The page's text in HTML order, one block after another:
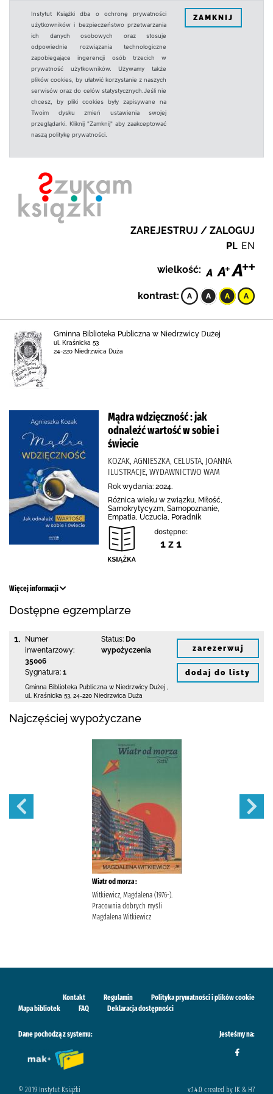
Instytut Książki dba o ochronę prywatności
użytkowników i bezpieczeństwo przetwarzania
ich danych osobowych oraz stosuje
odpowiednie rozwiązania technologiczne
zapobiegające ingerencji osób trzecich w
prywatność użytkowników. Używamy także
plików cookies, by ułatwić korzystanie z naszych
serwisów oraz do celów statystycznych.Jeśli nie
chcesz, by pliki cookies były zapisywane na
Twoim dysku zmień ustawienia swojej
przeglądarki. Kliknij "Zamknij" aby zaakceptować
naszą politykę prywatności.
ZAMKNIJ
ZAREJESTRUJ / ZALOGUJ
PL EN
wielkość:
kontrast:
Gminna Biblioteka Publiczna w Niedrzwicy Dużej
ul. Kraśnicka 53
24-220 Niedrzwica Duża
Mądra wdzięczność : jak
odnaleźć wartość w sobie i
świecie
KOZAK, AGNIESZKA, CELUSTA, JOANNA
ILUSTRACJE, WYDAWNICTWO WAM
Rok wydania: 2024.
Różnica wieku w związku, Miłość,
Samokrytycyzm, Samopoznanie,
Empatia, Uczucia, Poradnik
dostępne:
1 z 1
Więcej informacji
Dostępne egzemplarze
1.
Numer
inwentarzowy:
35006
Sygnatura: 1
Status: Do
wypożyczenia
Gminna Biblioteka Publiczna w Niedrzwicy Dużej
ul. Kraśnicka 53 24-220 Niedrzwica Duża
zarezerwuj
dodaj do listy
Najczęściej wypożyczane
Wiatr od morza :
Witkiewicz, Magdalena (1976-).
Pracownia dobrych myśli
Magdalena Witkiewicz
Kontakt Regulamin
Polityka prywatności i plików cookie
Mapa bibliotek
FAQ Deklaracja dostępności
Dane pochodzą z systemu: Jesteśmy na:
© 2019 Instytut Książki v.1.4.0 created by IK & H7